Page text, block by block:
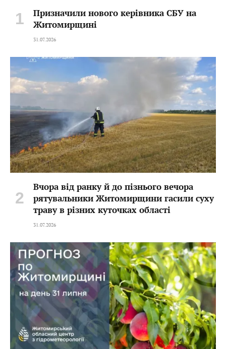
Призначили нового керівника СБУ на
Житомирщині
31.07.2026
Вчора від ранку й до пізнього вечора
рятувальники Житомирщини гасили суху
траву в різних куточках області
31.07.2026